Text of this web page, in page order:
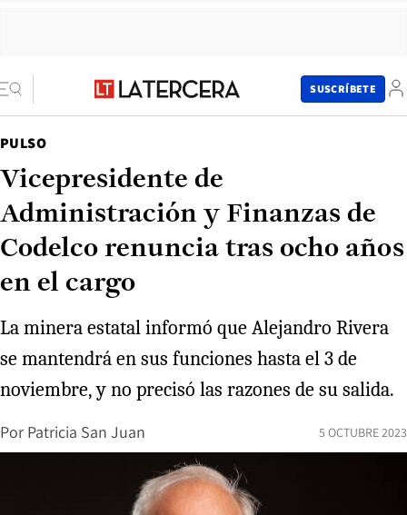
SUSCRÍBETE
PULSO
Vicepresidente de
Administración y Finanzas de
Codelco renuncia tras ocho años
en el cargo
La minera estatal informó que Alejandro Rivera
se mantendrá en sus funciones hasta el 3 de
noviembre, y no precisó las razones de su salida.
Por Patricia San Juan 5 OCTUBRE 2023